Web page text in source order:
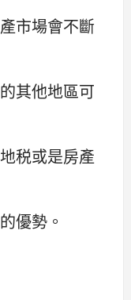
市場會不斷
其他地區可
税或是房產
優勢。